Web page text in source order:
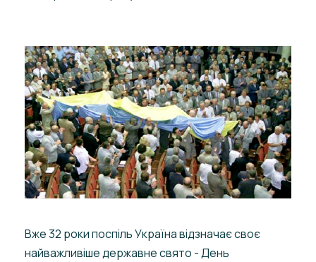
Вже 32 роки поспіль Україна відзначає своє
найважливіше державне свято - День